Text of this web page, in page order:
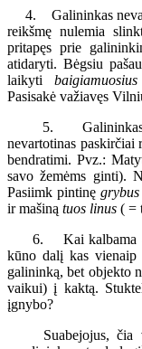
4. Galininkas
reikšmę nulemia
pritapęs prie
atidaryti. Bėgsiu
laikyti
Pasisakė važiavęs
5. Galininkas su
nevartotinas paskirčiai
bendratimi. Pvz.:
savo žemėms ginti).
Pasiimk pintinę
ir mašiną tuos linus ( =
6. Kai kalbama
kūno dalį kas
galininką, bet objekto
vaikui) į kaktą.
įgnybo?
Suabejojus, čia